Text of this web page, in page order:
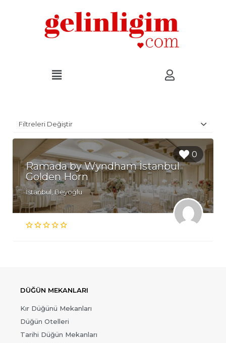
Filtreleri Değiştir
0
Ramada by Wyndham İstanbul
Golden Horn
İstanbul, Beyoğlu
DÜĞÜN MEKANLARI
Kır Düğünü Mekanları
Düğün Otelleri
Tarihi Düğün Mekanları